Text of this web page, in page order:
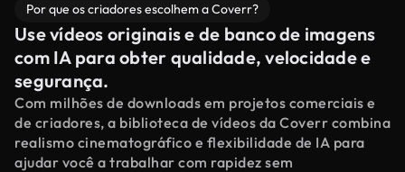
Por que os criadores escolhem a Coverr?
Use vídeos originais e de banco de imagens
com IA para obter qualidade, velocidade e
segurança.
Com milhões de downloads em projetos comerciais e
de criadores, a biblioteca de vídeos da Coverr combina
realismo cinematográfico e flexibilidade de IA para
ajudar você a trabalhar com rapidez sem